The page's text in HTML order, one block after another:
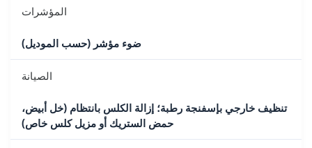
المؤشرات
ضوء مؤشر (حسب الموديل)
الصيانة
تنظيف خارجي بإسفنجة رطبة؛ إزالة الكلس بانتظام (خل أبيض،
حمض الستريك أو مزيل كلس خاص)